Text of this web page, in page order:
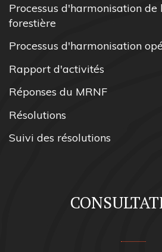
Processus d'harmonisation
forestière
Processus d'harmonisation
Rapport d'activités
Réponses du MRNF
Résolutions
Suivi des résolutions